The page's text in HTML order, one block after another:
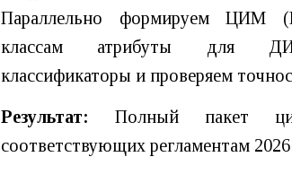
Параллельно формируем ЦИМ
классам атрибуты для
классификаторы и проверяем
Результат: Полный пакет
соответствующих регламентам